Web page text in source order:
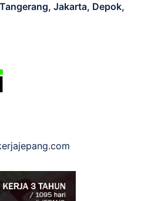
Jakarta, Depok,